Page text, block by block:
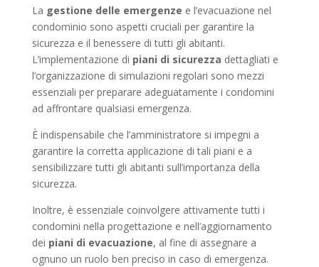
La gestione delle emergenze e l’evacuazione nel
condominio sono aspetti cruciali per garantire la
sicurezza e il benessere di tutti gli abitanti.
L’implementazione di piani di sicurezza dettagliati e
l’organizzazione di simulazioni regolari sono mezzi
essenziali per preparare adeguatamente i condomini
ad affrontare qualsiasi emergenza.
È indispensabile che l’amministratore si impegni a
garantire la corretta applicazione di tali piani e a
sensibilizzare tutti gli abitanti sull’importanza della
sicurezza.
Inoltre, è essenziale coinvolgere attivamente tutti i
condomini nella progettazione e nell’aggiornamento
dei piani di evacuazione, al fine di assegnare a
ognuno un ruolo ben preciso in caso di emergenza.